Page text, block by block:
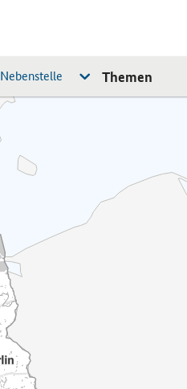
Nebenstelle Themen